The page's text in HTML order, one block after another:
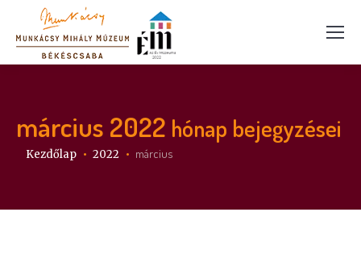
március 2022 hónap bejegyzései
Itt vagy:
Kezdőlap 2022 március